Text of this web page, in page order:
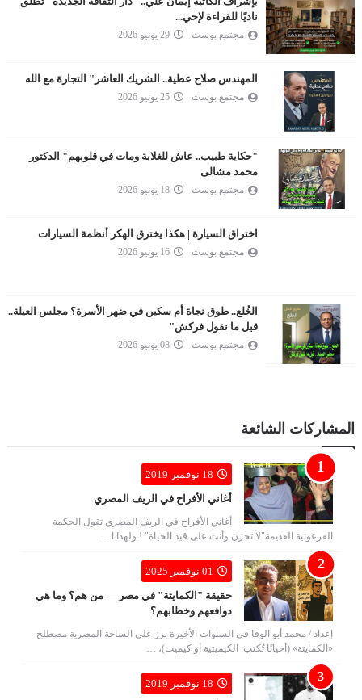
ناديًا للقراءة لإحي...
مجتمع بوست 29 يونيو 2026
المهندس صلاح عطية.. الشريك العاشر" التجارة مع الله
مجتمع بوست 25 يونيو 2026
"حكاية طبيب.. عاش للغلابة ومات في قلوبهم" الدكتور
محمد مشالى
مجتمع بوست 18 يونيو 2026
اختراق السيارة | هكذا يخترق الهكر أنظمة السيارات
مجتمع بوست 16 يونيو 2026
الخُلع.. طوق نجاة أم سكين في ضهر الأسرة؟ مجلس العيلة..
قبل ما نقول فركش"
مجتمع بوست 08 يونيو 2026
المشاركات الشائعة
18 نوفمبر 2019
أغاني الأفراح في الريف المصري
أغاني الأفراح في الريف المصري تقول الحكمة
الفرعونية القديمة"لا تحزن وأنت على قيد الحياة" ! ولهذا ا…
01 نوفمبر 2025
حقيقة "الكمايتة" في مصر — من هم؟ وما هي
دوافعهم وخطابهم؟
إعداد / محمد أبو الوفا في السنوات الأخيرة برز على الساحة المصرية مصطلح
«الكمايتة» (أحيانًا تُكتب: الكيميتية أو كيميت)، …
18 نوفمبر 2019